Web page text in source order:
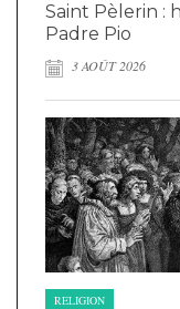
Saint Pèlerin :
Padre Pio
3 AOÛT 2026
RELIGION